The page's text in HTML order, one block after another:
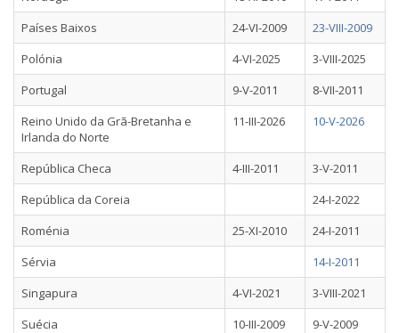
Países Baixos
24-VI-2009
23-VIII-2009
Polónia
4-VI-2025
3-VIII-2025
Portugal
9-V-2011
8-VII-2011
Reino Unido da Grã-Bretanha e
Irlanda do Norte
11-III-2026 10-V-2026
República Checa 4-III-2011
3-V-2011
República da Coreia
24-I-2022
Roménia
25-XI-2010
24-I-2011
Sérvia
14-I-2011
Singapura
4-VI-2021
3-VIII-2021
Suécia
10-III-2009
9-V-2009